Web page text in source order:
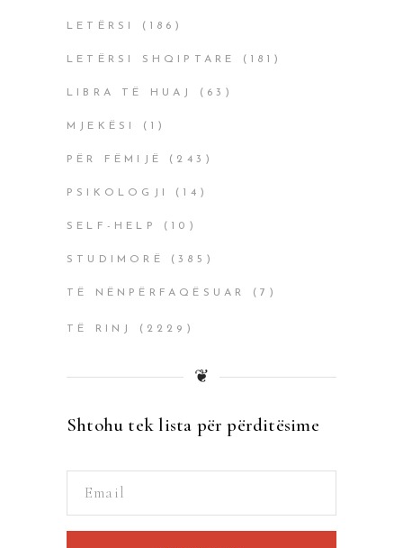
LETËRSI (186)
LETËRSI SHQIPTARE (181)
LIBRA TË HUAJ (63)
MJEKËSI (1)
PËR FËMIJË (243)
PSIKOLOGJI (14)
SELF-HELP (10)
STUDIMORË (385)
TË NËNPËRFAQËSUAR (7)
TË RINJ (2229)
❦
Shtohu tek lista për përditësime